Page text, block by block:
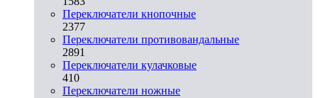
Переключатели кнопочные
2377
Переключатели противовандальные
2891
Переключатели кулачковые
410
Переключатели ножные